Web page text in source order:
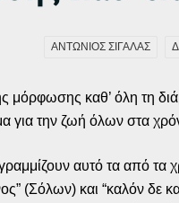
ΑΝΤΩΝΙΟΣ ΣΙΓΑΛΑΣ
καθ’ όλη τη
για την ζωή όλων στα
αυτό τα από τα
(Σόλων) και “καλόν δε